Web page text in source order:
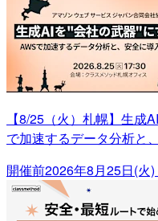
【8/25（火）札幌】生成
で加速するデータ分析と
開催前2026年8月25日(火)